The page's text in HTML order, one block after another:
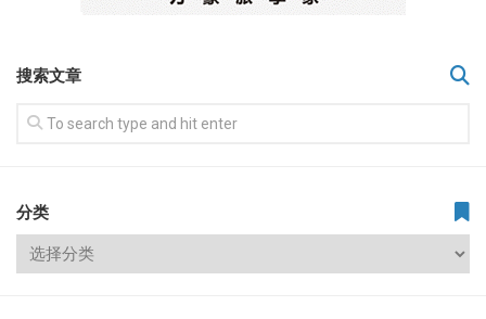
搜索文章
分类